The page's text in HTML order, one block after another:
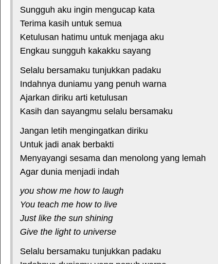
Sungguh aku ingin mengucap kata
Terima kasih untuk semua
Ketulusan hatimu untuk menjaga aku
Engkau sungguh kakakku sayang
Selalu bersamaku tunjukkan padaku
Indahnya duniamu yang penuh warna
Ajarkan diriku arti ketulusan
Kasih dan sayangmu selalu bersamaku
Jangan letih mengingatkan diriku
Untuk jadi anak berbakti
Menyayangi sesama dan menolong yang lemah
Agar dunia menjadi indah
you show me how to laugh
You teach me how to live
Just like the sun shining
Give the light to universe
Selalu bersamaku tunjukkan padaku